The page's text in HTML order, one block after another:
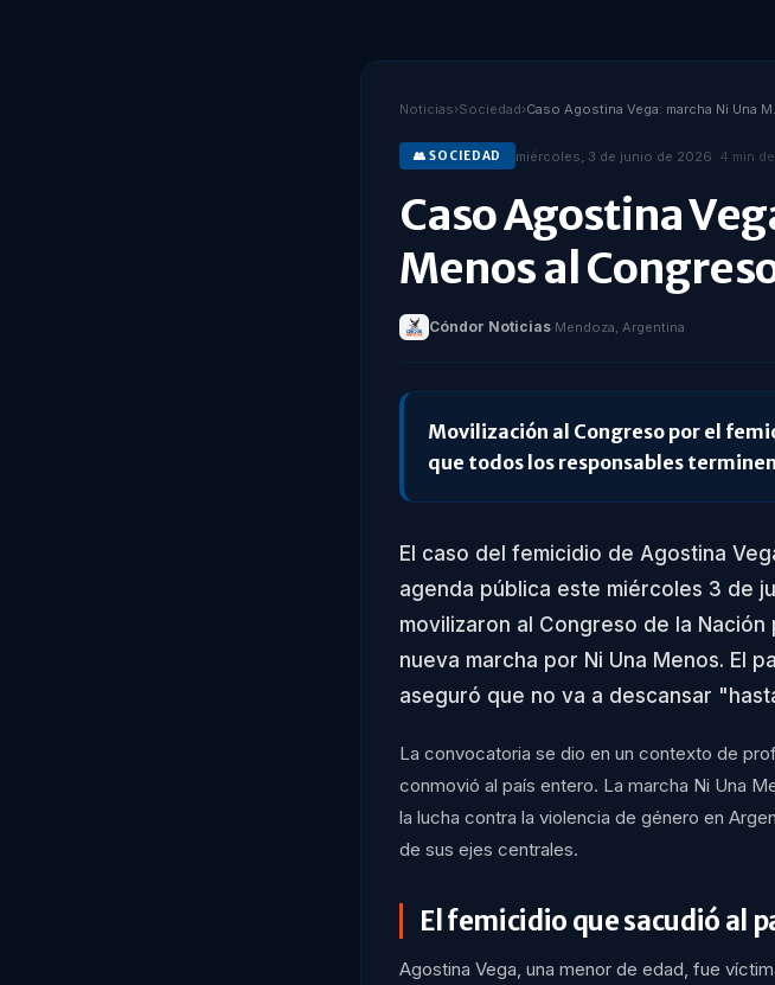
Noticias›Sociedad› Caso
👥 SOCIEDAD miércoles, 3 de junio de 2026· 4 min
Caso Agostina
Menos al
Cóndor Noticias·Mendoza, Argentina
Movilización al Congreso por el
que todos los responsables
El caso del femicidio de Agostina
agenda pública este miércoles 3 de
movilizaron al Congreso de la
nueva marcha por Ni Una Menos. El
aseguró que no va a descansar
La convocatoria se dio en un contexto de
conmovió al país entero. La marcha Ni Una
la lucha contra la violencia de género en
de sus ejes centrales.
El femicidio que sacudió al
Agostina Vega, una menor de edad, fue